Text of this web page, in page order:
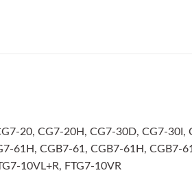
20, CG7-20H, CG7-30D, CG7-30I,
61H, CGB7-61, CGB7-61H, CGB7-
10VL+R, FTG7-10VR